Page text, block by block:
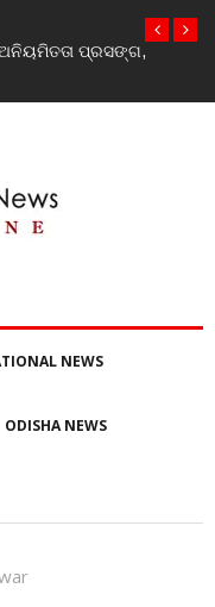
ପ୍ରସଙ୍ଗ,
NEWS
ODISHA NEWS